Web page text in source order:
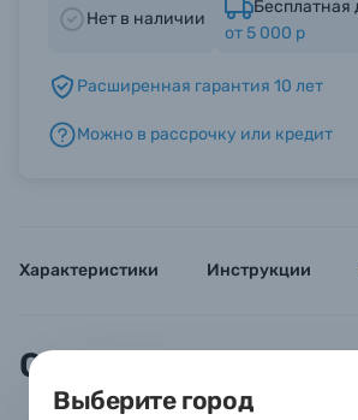
Выберите город
Уценённые товары
Нет в наличии
Бесплатная
от 5 000 р
Расширенная гарантия 10 лет
Можно в рассрочку или кредит
Характеристики Инструкции
Описание